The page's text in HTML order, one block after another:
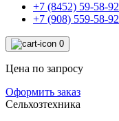
+7 (8452) 59-58-92
+7 (908) 559-58-92
0
Цена по запросу
Оформить заказ
Сельхозтехника